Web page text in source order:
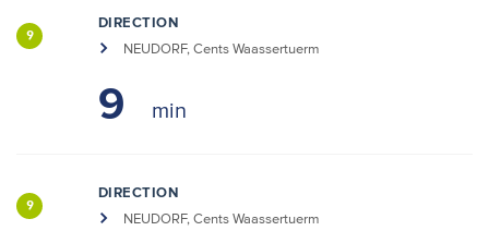
9
DIRECTION
NEUDORF, Cents Waassertuerm
9
9
DIRECTION
NEUDORF, Cents Waassertuerm